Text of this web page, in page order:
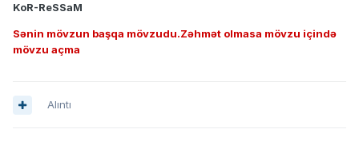
KoR-ReSSaM
Sənin mövzun başqa mövzudu.Zəhmət olmasa mövzu içində
mövzu açma
Alıntı